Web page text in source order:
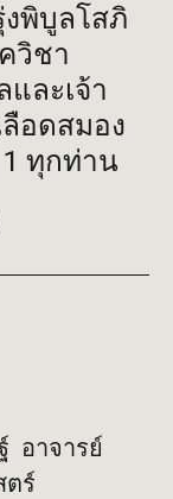
พิบูลโสภิ
วิชา
ละเจ้า
อดสมอง
ทุกท่าน
อาจารย์
ตร์